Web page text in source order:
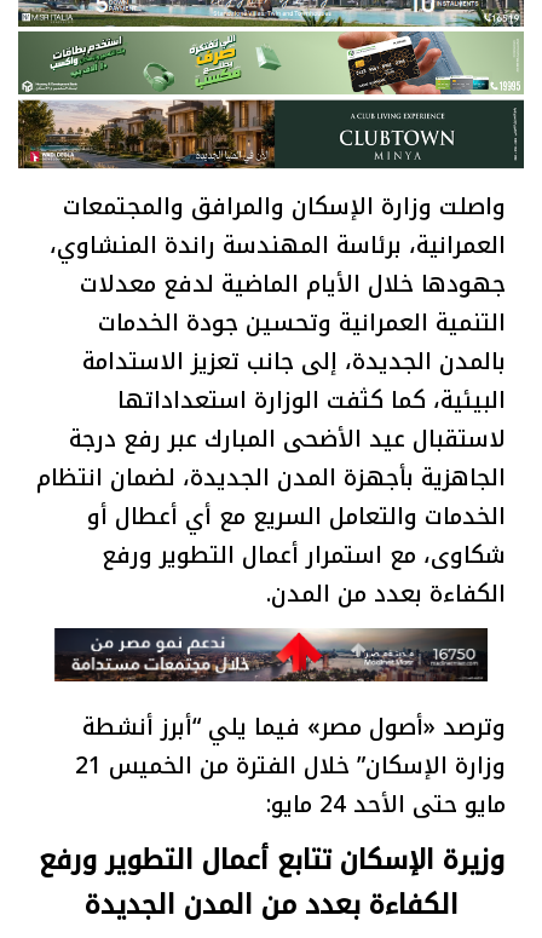
واصلت وزارة الإسكان والمرافق والمجتمعات
العمرانية، برئاسة المهندسة راندة المنشاوي،
جهودها خلال الأيام الماضية لدفع معدلات
التنمية العمرانية وتحسين جودة الخدمات
بالمدن الجديدة، إلى جانب تعزيز الاستدامة
البيئية، كما كثفت الوزارة استعداداتها
لاستقبال عيد الأضحى المبارك عبر رفع درجة
الجاهزية بأجهزة المدن الجديدة، لضمان انتظام
الخدمات والتعامل السريع مع أي أعطال أو
شكاوى، مع استمرار أعمال التطوير ورفع
الكفاءة بعدد من المدن.
وترصد «أصول مصر» فيما يلي “أبرز أنشطة
وزارة الإسكان” خلال الفترة من الخميس 21
مايو حتى الأحد 24 مايو:
وزيرة الإسكان تتابع أعمال التطوير ورفع
الكفاءة بعدد من المدن الجديدة